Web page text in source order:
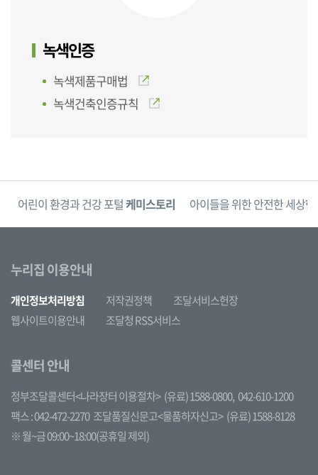
녹색인증
녹색제품구매법
녹색건축인증규칙
어린이 환경과 건강 포털케미스토리 아이들을 위한 안전한 세상
누리집 이용안내
개인정보처리방침 저작권정책
조달서비스헌장
웹사이트이용안내
조달청 RSS서비스
콜센터 안내
정부조달콜센터<나라장터 이용절차> (유료) 1588-0800, 042-610-1200
팩스 : 042-472-2270 조달품질신문고<물품하자신고> (유료) 1588-8128
※ 월~금 09:00~18:00(공휴일 제외)